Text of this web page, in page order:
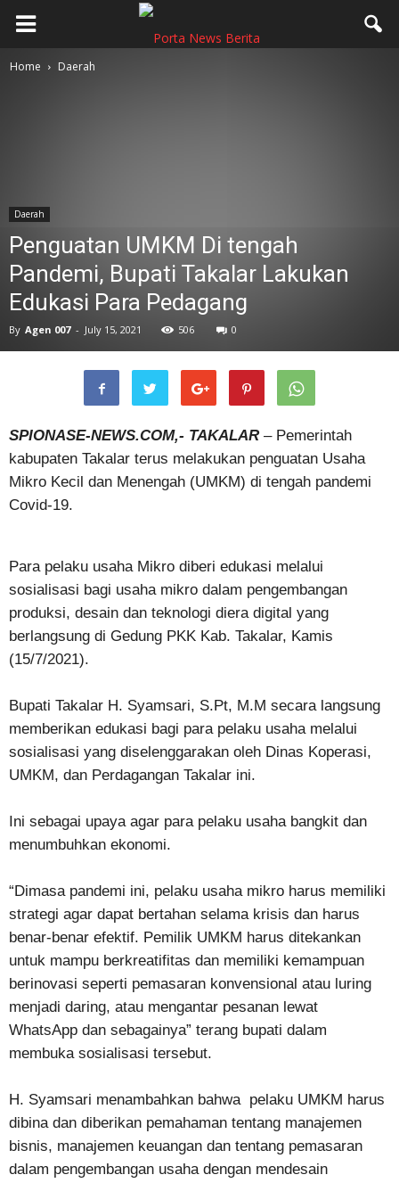
Home Daerah
Daerah
Penguatan UMKM Di tengah
Pandemi, Bupati Takalar Lakukan
Edukasi Para Pedagang
By Agen 007 - July 15, 2021 506 0
SPIONASE-NEWS.COM,- TAKALAR – Pemerintah
kabupaten Takalar terus melakukan penguatan Usaha
Mikro Kecil dan Menengah (UMKM) di tengah pandemi
Covid-19.
Para pelaku usaha Mikro diberi edukasi melalui
sosialisasi bagi usaha mikro dalam pengembangan
produksi, desain dan teknologi diera digital yang
berlangsung di Gedung PKK Kab. Takalar, Kamis
(15/7/2021).
Bupati Takalar H. Syamsari, S.Pt, M.M secara langsung
memberikan edukasi bagi para pelaku usaha melalui
sosialisasi yang diselenggarakan oleh Dinas Koperasi,
UMKM, dan Perdagangan Takalar ini.
Ini sebagai upaya agar para pelaku usaha bangkit dan
menumbuhkan ekonomi.
“Dimasa pandemi ini, pelaku usaha mikro harus memiliki
strategi agar dapat bertahan selama krisis dan harus
benar-benar efektif. Pemilik UMKM harus ditekankan
untuk mampu berkreatifitas dan memiliki kemampuan
berinovasi seperti pemasaran konvensional atau luring
menjadi daring, atau mengantar pesanan lewat
WhatsApp dan sebagainya” terang bupati dalam
membuka sosialisasi tersebut.
H. Syamsari menambahkan bahwa pelaku UMKM harus
dibina dan diberikan pemahaman tentang manajemen
bisnis, manajemen keuangan dan tentang pemasaran
dalam pengembangan usaha dengan mendesain